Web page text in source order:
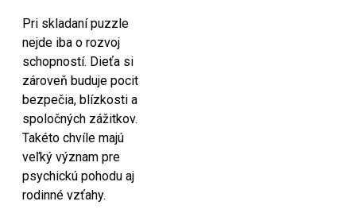
Pri skladaní puzzle
nejde iba o rozvoj
schopností. Dieťa si
zároveň buduje pocit
bezpečia, blízkosti a
spoločných zážitkov.
Takéto chvíle majú
veľký význam pre
psychickú pohodu aj
rodinné vzťahy.